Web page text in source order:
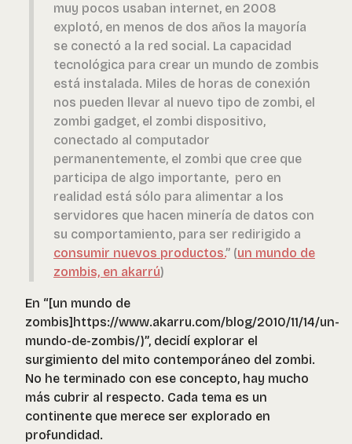
muy pocos usaban internet, en 2008
explotó, en menos de dos años la mayoría
se conectó a la red social. La capacidad
tecnológica para crear un mundo de zombis
está instalada. Miles de horas de conexión
nos pueden llevar al nuevo tipo de zombi, el
zombi gadget, el zombi dispositivo,
conectado al computador
permanentemente, el zombi que cree que
participa de algo importante, pero en
realidad está sólo para alimentar a los
servidores que hacen minería de datos con
su comportamiento, para ser redirigido a
consumir nuevos productos.” (un mundo de
zombis, en akarrú)
En “[un mundo de
zombis]https://www.akarru.com/blog/2010/11/14/un-
mundo-de-zombis/)”, decidí explorar el
surgimiento del mito contemporáneo del zombi.
No he terminado con ese concepto, hay mucho
más cubrir al respecto. Cada tema es un
continente que merece ser explorado en
profundidad.